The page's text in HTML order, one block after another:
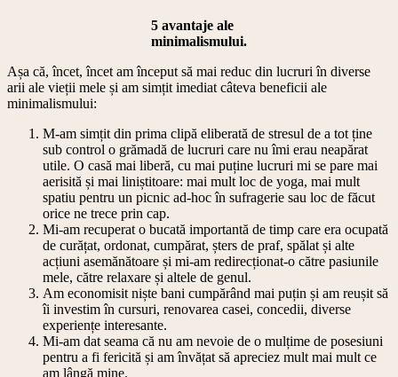
5 avantaje ale
minimalismului.
Așa că, încet, încet am început să mai reduc din lucruri în diverse
arii ale vieții mele și am simțit imediat câteva beneficii ale
minimalismului:
M-am simțit din prima clipă eliberată de stresul de a tot ține
sub control o grămadă de lucruri care nu îmi erau neapărat
utile. O casă mai liberă, cu mai puține lucruri mi se pare mai
aerisită și mai liniștitoare: mai mult loc de yoga, mai mult
spatiu pentru un picnic ad-hoc în sufragerie sau loc de făcut
orice ne trece prin cap.
Mi-am recuperat o bucată importantă de timp care era ocupată
de curățat, ordonat, cumpărat, șters de praf, spălat și alte
acțiuni asemănătoare și mi-am redirecționat-o către pasiunile
mele, către relaxare și altele de genul.
Am economisit niște bani cumpărând mai puțin și am reușit să
îi investim în cursuri, renovarea casei, concedii, diverse
experiențe interesante.
Mi-am dat seama că nu am nevoie de o mulțime de posesiuni
pentru a fi fericită și am învățat să apreciez mult mai mult ce
am lângă mine.